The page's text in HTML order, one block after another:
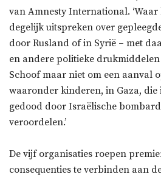
van Amnesty International.
degelijk uitspreken over
door Rusland of in Syrië – met
en andere politieke
Schoof maar niet om een aanval
waaronder kinderen, in Gaza,
gedood door Israëlische
veroordelen.’
De vijf organisaties roepen
consequenties te verbinden aan